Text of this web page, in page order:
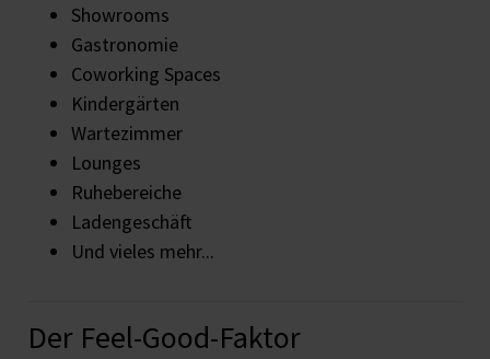
Showrooms
Gastronomie
Coworking Spaces
Kindergärten
Wartezimmer
Lounges
Ruhebereiche
Ladengeschäft
Und vieles mehr...
Der Feel-Good-Faktor